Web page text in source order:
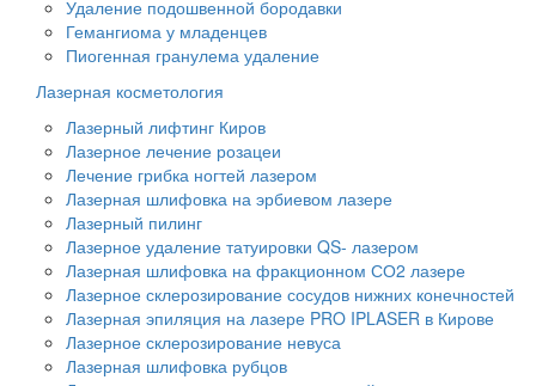
Удаление подошвенной бородавки
Гемангиома у младенцев
Пиогенная гранулема удаление
Лазерная косметология
Лазерный лифтинг Киров
Лазерное лечение розацеи
Лечение грибка ногтей лазером
Лазерная шлифовка на эрбиевом лазере
Лазерный пилинг
Лазерное удаление татуировки QS- лазером
Лазерная шлифовка на фракционном СО2 лазере
Лазерное склерозирование сосудов нижних конечностей
Лазерная эпиляция на лазере PRO IPLASER в Кирове
Лазерное склерозирование невуса
Лазерная шлифовка рубцов